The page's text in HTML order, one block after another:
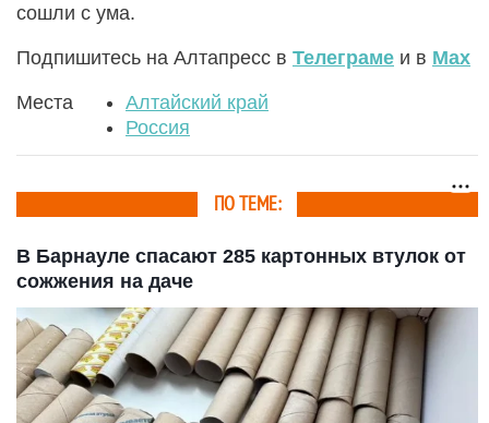
сошли с ума.
Подпишитесь на Алтапресс в Телеграме и в Max
Места
Алтайский край
Россия
ПО ТЕМЕ:
В Барнауле спасают 285 картонных втулок от
сожжения на даче